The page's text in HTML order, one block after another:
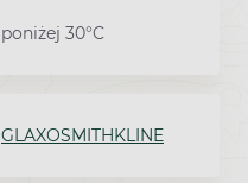
poniżej 30°C
GLAXOSMITHKLINE